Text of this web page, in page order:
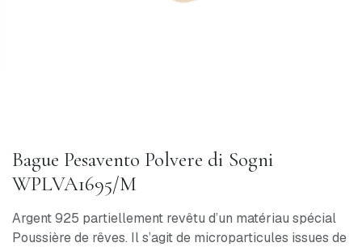
Bague Pesavento Polvere di Sogni
WPLVA1695/M
Argent 925 partiellement revêtu d’un matériau spécial
Poussière de rêves. Il s’agit de microparticules issues de